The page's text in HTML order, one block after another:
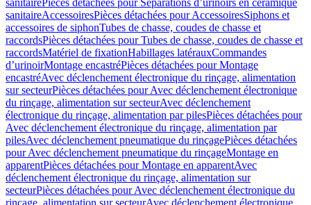
sanitairePièces détachées pour Séparations d’urinoirs en céramique
sanitaireAccessoiresPièces détachées pour AccessoiresSiphons et
accessoires de siphonTubes de chasse, coudes de chasse et
raccordsPièces détachées pour Tubes de chasse, coudes de chasse et
raccordsMatériel de fixationHabillages latérauxCommandes
dʼurinoirMontage encastréPièces détachées pour Montage
encastréAvec déclenchement électronique du rinçage, alimentation
sur secteurPièces détachées pour Avec déclenchement électronique
du rinçage, alimentation sur secteurAvec déclenchement
électronique du rinçage, alimentation par pilesPièces détachées pour
Avec déclenchement électronique du rinçage, alimentation par
pilesAvec déclenchement pneumatique du rinçagePièces détachées
pour Avec déclenchement pneumatique du rinçageMontage en
apparentPièces détachées pour Montage en apparentAvec
déclenchement électronique du rinçage, alimentation sur
secteurPièces détachées pour Avec déclenchement électronique du
rinçage, alimentation sur secteurAvec déclenchement électronique